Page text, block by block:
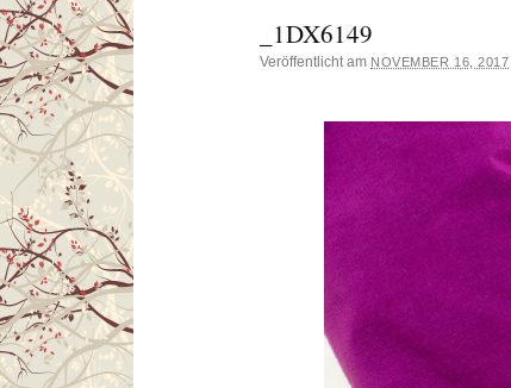
_1DX6149
Veröffentlicht am NOVEMBER 16, 2017